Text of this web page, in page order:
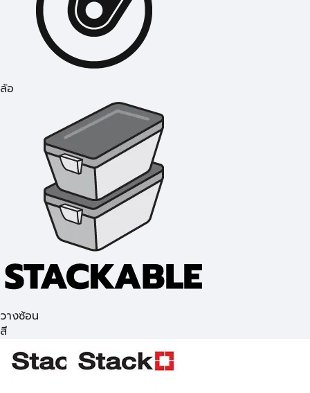
ล้อ
วางซ้อน
สี